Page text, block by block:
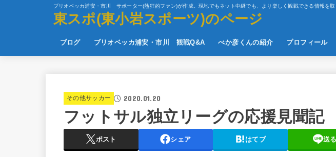
ブリオベッカ浦安・市川 サポーター(熱狂的ファン)が作成。現地でもネット中継でも、より楽しく観戦できる情報を取
東スポ(東小岩スポーツ)のページ
ブログ ブリオベッカ浦安・市川 観戦Q&A べか彦くんの紹介 プロフィール
その他サッカー 2020.01.20
フットサル独立リーグの応援見聞記
ポスト シェア はてブ 送る